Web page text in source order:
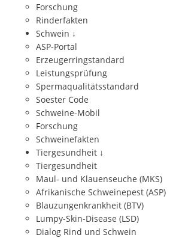
Forschung
Rinderfakten
Schwein ↓
ASP-Portal
Erzeugerringstandard
Leistungsprüfung
Spermaqualitätsstandard
Soester Code
Schweine-Mobil
Forschung
Schweinefakten
Tiergesundheit ↓
Tiergesundheit
Maul- und Klauenseuche (MKS)
Afrikanische Schweinepest (ASP)
Blauzungenkrankheit (BTV)
Lumpy-Skin-Disease (LSD)
Dialog Rind und Schwein